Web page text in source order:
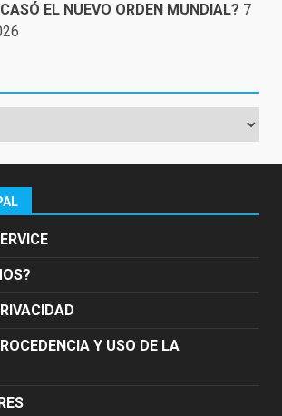
EL NUEVO ORDEN MUNDIAL? 7
Y USO DE LA